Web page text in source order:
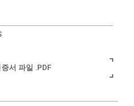
서 파일 .PDF